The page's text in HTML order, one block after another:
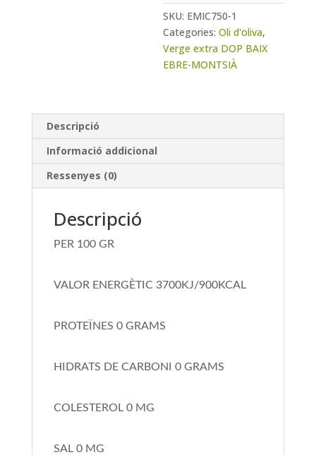
d'Iberolei
Cilindrica
500
ml
SKU: EMIC750-1
Categories:Oli d'oliva,
Verge extra DOP BAIX
EBRE-MONTSIÀ
Descripció
Informació addicional
Ressenyes (0)
Descripció
PER 100 GR
VALOR ENERGÈTIC 3700KJ/900KCAL
PROTEÏNES 0 GRAMS
HIDRATS DE CARBONI 0 GRAMS
COLESTEROL 0 MG
SAL 0 MG